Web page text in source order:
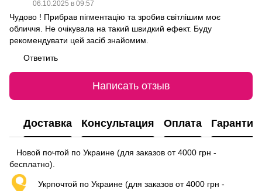
06.10.2025 в 09:57
Чудово ! Прибрав пігментацію та зробив світлішим моє
обличчя. Не очікувала на такий швидкий ефект. Буду
рекомендувати цей засіб знайомим.
Ответить
Написать отзыв
Доставка Консультация Оплата Гарантия
Новой почтой по Украине (для заказов от 4000 грн -
бесплатно).
Укрпочтой по Украине (для заказов от 4000 грн -